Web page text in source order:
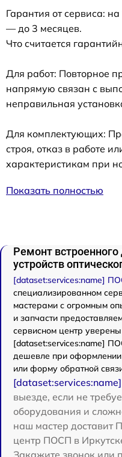
Гарантия от сервиса:
— до 3 месяцев.
Что считается
Для работ: Повторное
напрямую связан с
неправильная
Для комплектующих:
строя, отказ в работе
характеристикам при
Показать полностью
Ремонт
устройств
[dataset:services:name]
специализированном
мастерами с огромным
и запчасти
сервисном центр
[dataset:services:name]
дешевле при оформлении
или форму обратной
выезде, если не
оборудования и
наш мастер доставит
центр ПОСП в